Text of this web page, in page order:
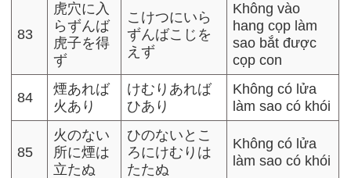
83
虎穴に入
らずんば
虎子を得
ず
こけつにいら
ずんばこじを
えず
Không vào
hang cọp làm
sao bắt được
cọp con
84
煙あれば
火あり
けむりあれば
ひあり
Không có lửa
làm sao có khói
85
火のない
所に煙は
立たぬ
ひのないとこ
ろにけむりは
たたぬ
Không có lửa
làm sao có khói